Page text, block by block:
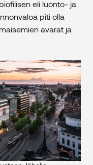
eli luonto- ja
piti olla
avarat ja